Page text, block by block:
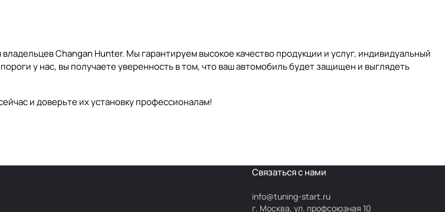
Changan Hunter. Мы гарантируем высокое качество продукции и услуг, индивидуальный
у нас, вы получаете уверенность в том, что ваш автомобиль будет защищен и выглядеть
и доверьте их установку профессионалам!
Связаться с нами
info@tuning-start.ru
г. Москва, ул. профсоюзная 10